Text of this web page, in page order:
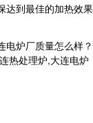
达到最佳的加热效果
电炉厂质量怎么样？
热处理炉,大连电炉